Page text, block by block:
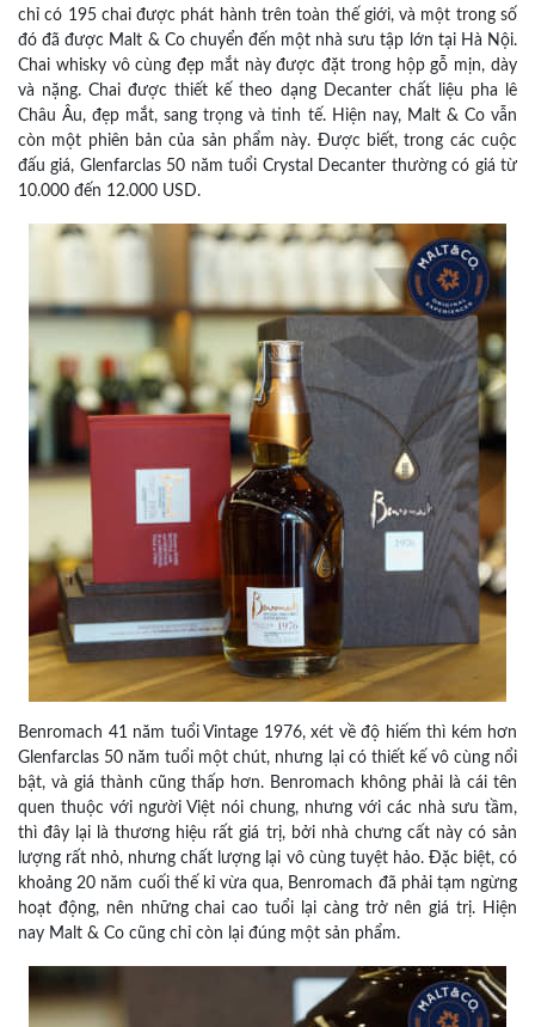
chỉ có 195 chai được phát hành trên toàn thế giới, và một trong số
đó đã được Malt & Co chuyển đến một nhà sưu tập lớn tại Hà Nội.
Chai whisky vô cùng đẹp mắt này được đặt trong hộp gỗ mịn, dày
và nặng. Chai được thiết kế theo dạng Decanter chất liệu pha lê
Châu Âu, đẹp mắt, sang trọng và tinh tế. Hiện nay, Malt & Co vẫn
còn một phiên bản của sản phẩm này. Được biết, trong các cuộc
đấu giá, Glenfarclas 50 năm tuổi Crystal Decanter thường có giá từ
10.000 đến 12.000 USD.
Benromach 41 năm tuổi Vintage 1976, xét về độ hiếm thì kém hơn
Glenfarclas 50 năm tuổi một chút, nhưng lại có thiết kế vô cùng nổi
bật, và giá thành cũng thấp hơn. Benromach không phải là cái tên
quen thuộc với người Việt nói chung, nhưng với các nhà sưu tầm,
thì đây lại là thương hiệu rất giá trị, bởi nhà chưng cất này có sản
lượng rất nhỏ, nhưng chất lượng lại vô cùng tuyệt hảo. Đặc biệt, có
khoảng 20 năm cuối thế kỉ vừa qua, Benromach đã phải tạm ngừng
hoạt động, nên những chai cao tuổi lại càng trở nên giá trị. Hiện
nay Malt & Co cũng chỉ còn lại đúng một sản phẩm.